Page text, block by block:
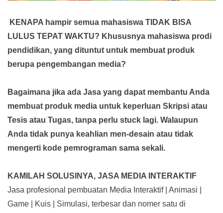
KENAPA hampir semua mahasiswa TIDAK BISA
LULUS TEPAT WAKTU? Khususnya mahasiswa prodi
pendidikan, yang dituntut untuk membuat produk
berupa pengembangan media?
Bagaimana jika ada Jasa yang dapat membantu Anda
membuat produk media untuk keperluan Skripsi atau
Tesis atau Tugas, tanpa perlu stuck lagi. Walaupun
Anda tidak punya keahlian men-desain atau tidak
mengerti kode pemrograman sama sekali.
KAMILAH SOLUSINYA, JASA MEDIA INTERAKTIF
Jasa profesional pembuatan Media Interaktif | Animasi |
Game | Kuis | Simulasi, terbesar dan nomer satu di